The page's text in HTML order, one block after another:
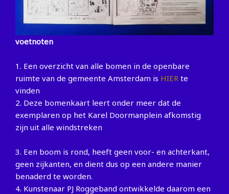
voetnoten
1. Een overzicht van alle bomen in de openbare
ruimte van de gemeente Amsterdam is HIER te
vinden
2. Deze bomenkaart leert onder meer dat de
exemplaren op het Karel Doormanplein afkomstig
zijn uit alle windstreken
3. Een boom is rond, heeft geen voor- en achterkant,
geen zijkanten, en dient dus op een andere manier
benaderd te worden.
4. Kunstenaar PJ Roggeband ontwikkelde daarom een